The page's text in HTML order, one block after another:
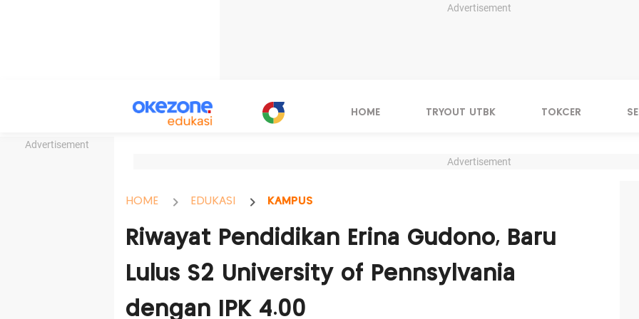
Advertisement
Advertisement
HOME TRYOUT UTBK TOKCER
Advertisement
HOME EDUKASI KAMPUS
Riwayat Pendidikan Erina Gudono, Baru
Lulus S2 University of Pennsylvania
dengan IPK 4.00